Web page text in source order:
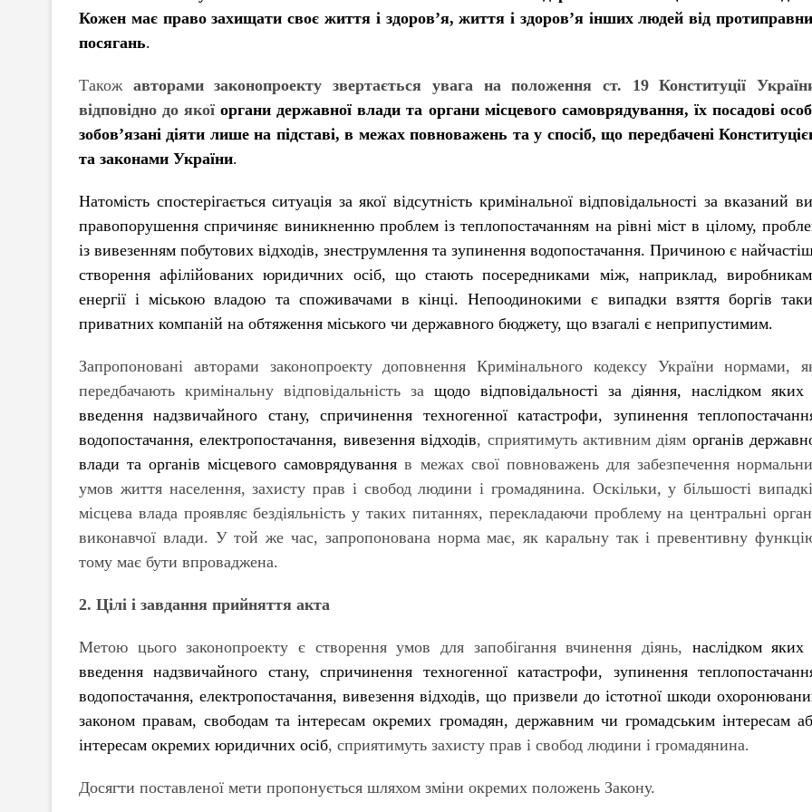
Кожен має право захищати своє життя і здоров’я, життя і здоров’я інших людей від
посягань.
Також авторами законопроекту звертається увага на положення ст. 19 Конституції
відповідно до якоїоргани державної влади та органи місцевого самоврядування, їх посадові
зобов’язані діяти лише на підставі, в межах повноважень та у спосіб, що передбачені
та законами України.
Натомість спостерігається ситуація за якої відсутність кримінальної відповідальності за вказаний
правопорушення спричиняє виникненню проблем із теплопостачанням на рівні міст в цілому,
із вивезенням побутових відходів, знеструмлення та зупинення водопостачання. Причиною є
створення афілійованих юридичних осіб, що стають посередниками між, наприклад,
енергії і міською владою та споживачами в кінці. Непоодинокими є випадки взяття боргів
приватних компаній на обтяження міського чи державного бюджету, що взагалі є неприпустимим.
Запропоновані авторами законопроекту доповнення Кримінального кодексу України нормами,
передбачають кримінальну відповідальність за щодо відповідальності за діяння, наслідком яких
введення надзвичайного стану, спричинення техногенної катастрофи, зупинення
водопостачання, електропостачання, вивезення відходів, сприятимуть активним діям органів
влади та органів місцевого самоврядування в межах свої повноважень для забезпечення
умов життя населення, захисту прав і свобод людини і громадянина. Оскільки, у більшості
місцева влада проявляє бездіяльність у таких питаннях, перекладаючи проблему на центральні
виконавчої влади. У той же час, запропонована норма має, як каральну так і превентивну
тому має бути впроваджена.
2. Цілі і завдання прийняття акта
Метою цього законопроекту є створення умов для запобігання вчинення діянь, наслідком яких
введення надзвичайного стану, спричинення техногенної катастрофи, зупинення
водопостачання, електропостачання, вивезення відходів, що призвели до істотної шкоди
законом правам, свободам та інтересам окремих громадян, державним чи громадським інтересам
інтересам окремих юридичних осіб, сприятимуть захисту прав і свобод людини і громадянина.
Досягти поставленої мети пропонується шляхом зміни окремих положень Закону.